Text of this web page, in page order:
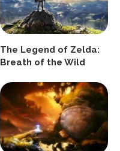
The Legend of Zelda:
Breath of the Wild